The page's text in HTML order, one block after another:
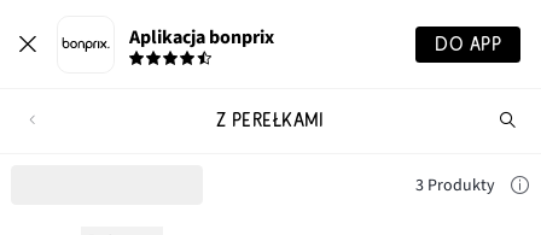
Aplikacja bonprix DO APP
Z PEREŁKAMI
3 Produkty